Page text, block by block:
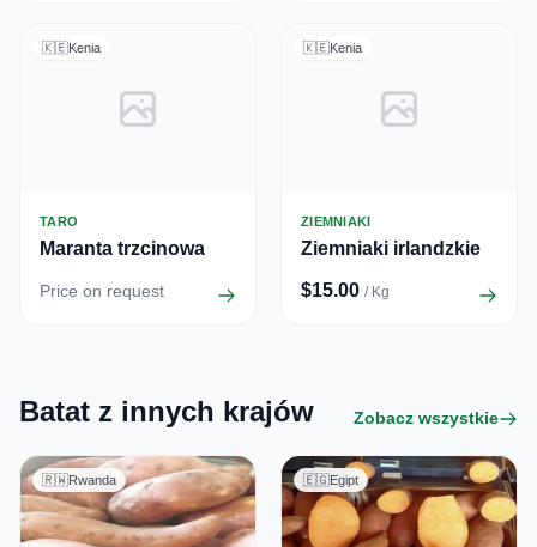
🇰🇪Kenia
TARO
Maranta trzcinowa
Price on request
🇰🇪Kenia
ZIEMNIAKI
Ziemniaki irlandzkie
$15.00 / Kg
Batat z innych krajów Zobacz wszystkie
🇷🇼Rwanda 🇪🇬Egipt